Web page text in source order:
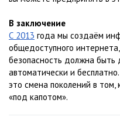
В заключение
С 2013 года мы создаём
общедоступного
безопасность должна быть
автоматически и
это смена поколений в том,
«под капотом».